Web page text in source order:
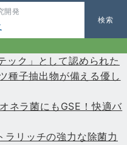
開発
検索
ク」として認められた
種子抽出物が備える優し
ラ菌にもGSE！快適バ
リッチの強力な除菌力